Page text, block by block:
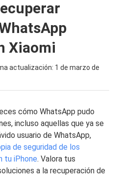
Xiaomi
actualización: 1 de marzo de
cómo WhatsApp pudo
incluso aquellas que ya se
usuario de WhatsApp,
de seguridad de los
tu iPhone. Valora tus
a la recuperación de